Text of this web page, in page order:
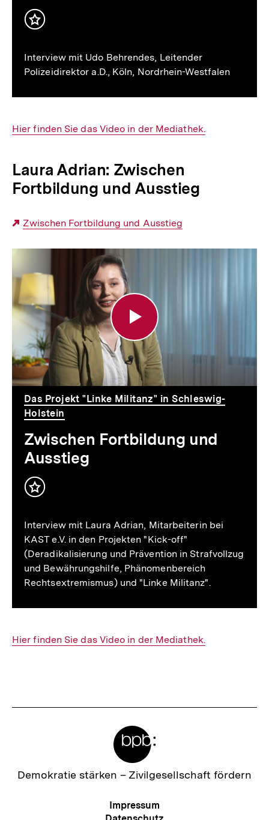
Inhalt
Interview mit Udo Behrendes, Leitender
Polizeidirektor a.D., Köln, Nordrhein-Westfalen
Interner
Hier finden Sie das Video in der Mediathek.
Laura Adrian: Zwischen
Fortbildung und Ausstieg
Externer
Zwischen Fortbildung und Ausstieg
Zwischen
Fortbildung
und
Ausstieg
Das Projekt "Linke Militanz" in Schleswig-
Holstein
Zwischen Fortbildung und
Ausstieg
Inhalt
Interview mit Laura Adrian, Mitarbeiterin bei
KAST e.V. in den Projekten "Kick-off"
(Deradikalisierung und Prävention in Strafvollzug
und Bewährungshilfe, Phänomenbereich
Rechtsextremismus) und "Linke Militanz".
Interner
Hier finden Sie das Video in der Mediathek.
Zur
Demokratie stärken – Zivilgesellschaft fördern
Meta-
Navigation
Impressum